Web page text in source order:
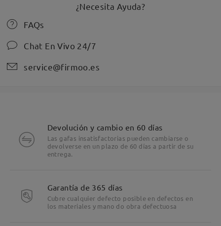
¿Necesita Ayuda?
FAQs
Chat En Vivo 24/7
service@firmoo.es
Devolución y cambio en 60 días
Las gafas insatisfactorias pueden cambiarse o
devolverse en un plazo de 60 días a partir de su
entrega.
Garantía de 365 días
Cubre cualquier defecto posible en defectos en
los materiales y mano do obra defectuosa